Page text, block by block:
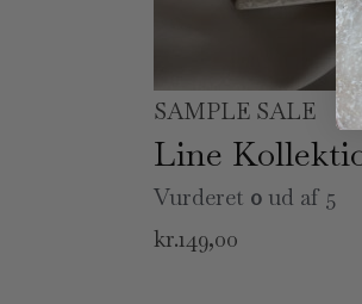
SAMPLE SALE
Line
Vurderet 0 ud af 5
kr.149,00